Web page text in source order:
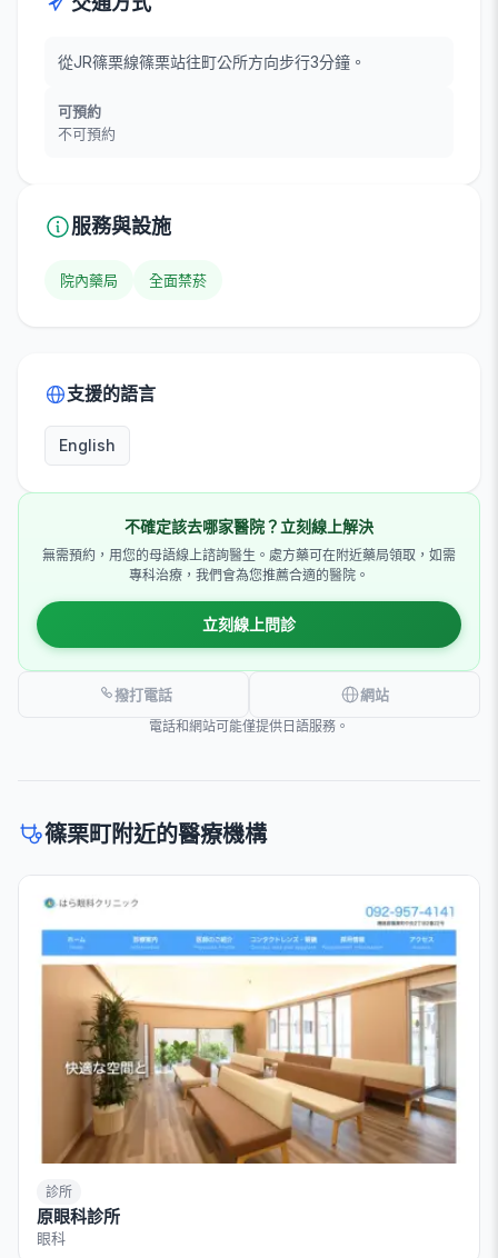
從JR篠栗線篠栗站往町公所方向步行3分鐘。
可預約
不可預約
服務與設施
院內藥局 全面禁菸
支援的語言
English
不確定該去哪家醫院？立刻線上解決
無需預約，用您的母語線上諮詢醫生。處方藥可在附近藥局領取，如需
專科治療，我們會為您推薦合適的醫院。
立刻線上問診
撥打電話 網站
電話和網站可能僅提供日語服務。
篠栗町附近的醫療機構
診所
原眼科診所
眼科